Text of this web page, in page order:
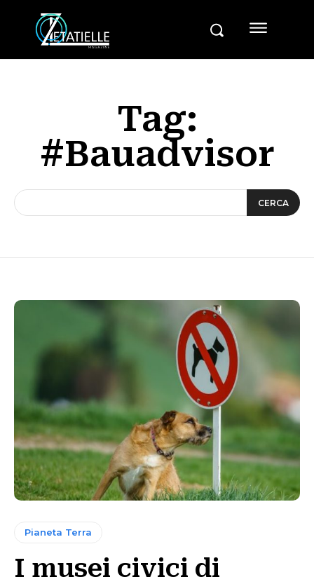
Tag:
#Bauadvisor
CERCA
Pianeta Terra
I musei civici di